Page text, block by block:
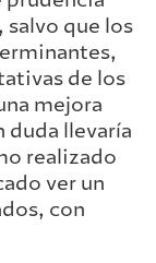
salvo que los
de los
mejora
duda llevaría
realizado
ver un
con